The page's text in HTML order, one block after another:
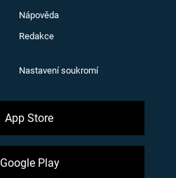
Nápověda
Redakce
Nastavení soukromí
App Store
Google Play